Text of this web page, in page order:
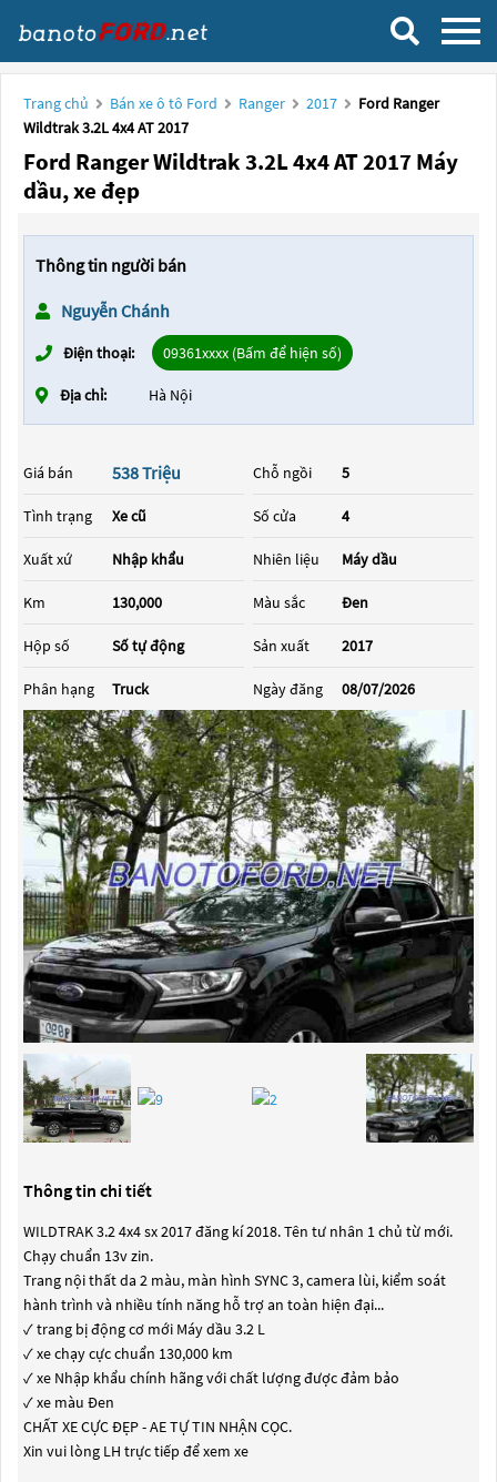
Trang chủ Bán xe ô tô Ford Ranger 2017
Ford Ranger
Wildtrak 3.2L 4x4 AT 2017
Ford Ranger Wildtrak 3.2L 4x4 AT 2017 Máy
dầu, xe đẹp
Thông tin người bán
Nguyễn Chánh
Điện thoại: 09361xxxx (Bấm để hiện số)
Địa chỉ: Hà Nội
Giá bán 538 Triệu
Tình trạng Xe cũ
Xuất xứ Nhập khẩu
Km 130,000
Hộp số Số tự động
Phân hạng Truck
Chỗ ngồi 5
Số cửa 4
Nhiên liệu Máy dầu
Màu sắc Đen
Sản xuất 2017
Ngày đăng 08/07/2026
Thông tin chi tiết
WILDTRAK 3.2 4x4 sx 2017 đăng kí 2018. Tên tư nhân 1 chủ từ mới.
Chạy chuẩn 13v zin.
Trang nội thất da 2 màu, màn hình SYNC 3, camera lùi, kiểm soát
hành trình và nhiều tính năng hỗ trợ an toàn hiện đại...
✓ trang bị động cơ mới Máy dầu 3.2 L
✓ xe chạy cực chuẩn 130,000 km
✓ xe Nhập khẩu chính hãng với chất lượng được đảm bảo
✓ xe màu Đen
CHẤT XE CỰC ĐẸP - AE TỰ TIN NHẬN CỌC.
Xin vui lòng LH trực tiếp để xem xe